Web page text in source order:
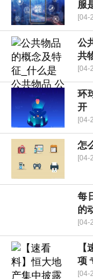
服
[04-
公
共
[04-
环
开
[04-
怎
[04-
每
的
[04-
项
[04-